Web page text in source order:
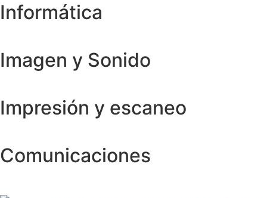
Informática
Imagen y Sonido
Impresión y escaneo
Comunicaciones